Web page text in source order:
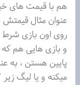
روی اون بازی شرط